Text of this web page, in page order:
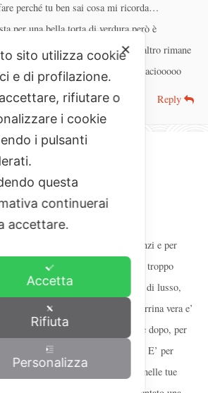
perché tu ben sai cosa mi ricorda…
per una bella torta di verdura però è
segnatela sul serio…tra l’altro rimane
giusto anche per 3 o 4 giorni. Baciooooo
Reply
di riciclo. Per riciclare gli avanzi e per
di carne che, altrimenti, erano troppo
non erano perversioni di cuochi di lusso,
atto per sopravvivere. Difatti, la terrina vera e’
La crosta e’ il recipiente e nasce dopo, per
neanche veniva mangiata). E’ per
la Terrina poteva essere un piatto nelle tue
✕
sito utilizza cookie
e di profilazione.
rifiutare o
i cookie
i pulsanti
questa
continuerai
accettare.
Accetta
Rifiuta
Personalizza